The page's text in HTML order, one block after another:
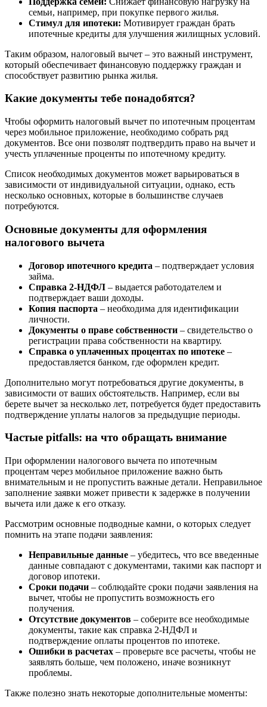
семьи, например, при покупке первого жилья.
Стимул для ипотеки: Мотивирует граждан брать
ипотечные кредиты для улучшения жилищных условий.
Таким образом, налоговый вычет – это важный инструмент,
который обеспечивает финансовую поддержку граждан и
способствует развитию рынка жилья.
Какие документы тебе понадобятся?
Чтобы оформить налоговый вычет по ипотечным процентам
через мобильное приложение, необходимо собрать ряд
документов. Все они позволят подтвердить право на вычет и
учесть уплаченные проценты по ипотечному кредиту.
Список необходимых документов может варьироваться в
зависимости от индивидуальной ситуации, однако, есть
несколько основных, которые в большинстве случаев
потребуются.
Основные документы для оформления
налогового вычета
Договор ипотечного кредита – подтверждает условия
займа.
Справка 2-НДФЛ – выдается работодателем и
подтверждает ваши доходы.
Копия паспорта – необходима для идентификации
личности.
Документы о праве собственности – свидетельство о
регистрации права собственности на квартиру.
Справка о уплаченных процентах по ипотеке –
предоставляется банком, где оформлен кредит.
Дополнительно могут потребоваться другие документы, в
зависимости от ваших обстоятельств. Например, если вы
берете вычет за несколько лет, потребуется будет предоставить
подтверждение уплаты налогов за предыдущие периоды.
Частые pitfalls: на что обращать внимание
При оформлении налогового вычета по ипотечным
процентам через мобильное приложение важно быть
внимательным и не пропустить важные детали. Неправильное
заполнение заявки может привести к задержке в получении
вычета или даже к его отказу.
Рассмотрим основные подводные камни, о которых следует
помнить на этапе подачи заявления:
Неправильные данные – убедитесь, что все введенные
данные совпадают с документами, такими как паспорт и
договор ипотеки.
Сроки подачи – соблюдайте сроки подачи заявления на
вычет, чтобы не пропустить возможность его
получения.
Отсутствие документов – соберите все необходимые
документы, такие как справка 2-НДФЛ и
подтверждение оплаты процентов по ипотеке.
Ошибки в расчетах – проверьте все расчеты, чтобы не
заявлять больше, чем положено, иначе возникнут
проблемы.
Также полезно знать некоторые дополнительные моменты: